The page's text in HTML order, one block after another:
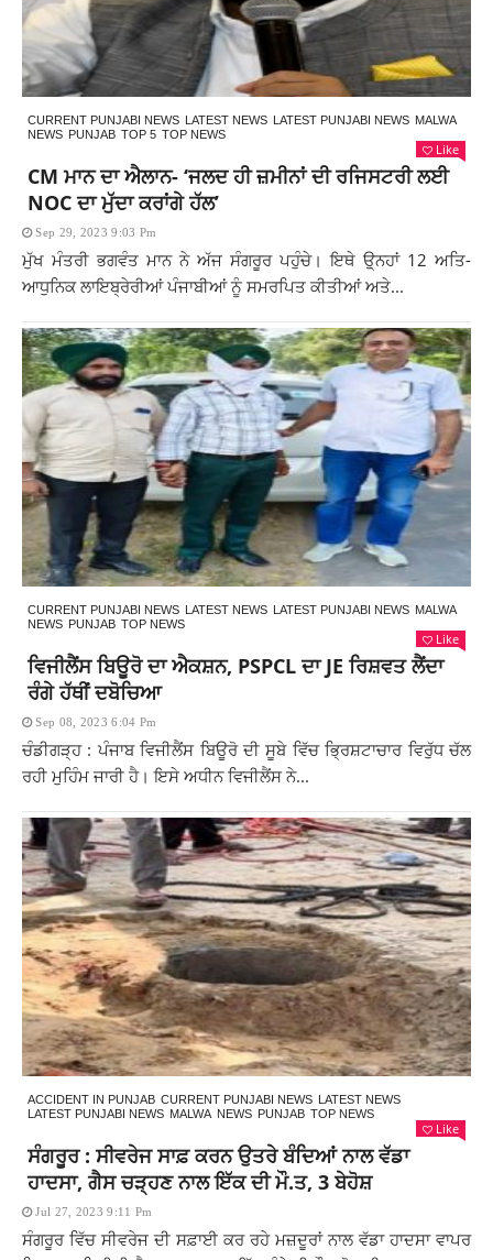
CURRENT PUNJABI NEWS LATEST NEWS LATEST PUNJABI NEWS MALWA
NEWS PUNJAB TOP 5 TOP NEWS
Like
CM ਮਾਨ ਦਾ ਐਲਾਨ- ‘ਜਲਦ ਹੀ ਜ਼ਮੀਨਾਂ ਦੀ ਰਜਿਸਟਰੀ ਲਈ
NOC ਦਾ ਮੁੱਦਾ ਕਰਾਂਗੇ ਹੱਲ’
Sep 29, 2023 9:03 Pm
ਮੁੱਖ ਮੰਤਰੀ ਭਗਵੰਤ ਮਾਨ ਨੇ ਅੱਜ ਸੰਗਰੂਰ ਪਹੁੰਚੇ। ਇਥੇ ਉ੍ਨਹਾਂ 12 ਅਤਿ-
ਆਧੁਨਿਕ ਲਾਇਬ੍ਰੇਰੀਆਂ ਪੰਜਾਬੀਆਂ ਨੂੰ ਸਮਰਪਿਤ ਕੀਤੀਆਂ ਅਤੇ...
CURRENT PUNJABI NEWS LATEST NEWS LATEST PUNJABI NEWS MALWA
NEWS PUNJAB TOP NEWS
Like
ਵਿਜੀਲੈਂਸ ਬਿਊਰੋ ਦਾ ਐਕਸ਼ਨ, PSPCL ਦਾ JE ਰਿਸ਼ਵਤ ਲੈਂਦਾ
ਰੰਗੇ ਹੱਥੀਂ ਦਬੋਚਿਆ
Sep 08, 2023 6:04 Pm
ਚੰਡੀਗੜ੍ਹ : ਪੰਜਾਬ ਵਿਜੀਲੈਂਸ ਬਿਊਰੋ ਦੀ ਸੂਬੇ ਵਿੱਚ ਭ੍ਰਿਸ਼ਟਾਚਾਰ ਵਿਰੁੱਧ ਚੱਲ
ਰਹੀ ਮੁਹਿੰਮ ਜਾਰੀ ਹੈ। ਇਸੇ ਅਧੀਨ ਵਿਜੀਲੈਂਸ ਨੇ...
ACCIDENT IN PUNJAB CURRENT PUNJABI NEWS LATEST NEWS
LATEST PUNJABI NEWS MALWA NEWS PUNJAB TOP NEWS
Like
ਸੰਗਰੂਰ : ਸੀਵਰੇਜ ਸਾਫ਼ ਕਰਨ ਉਤਰੇ ਬੰਦਿਆਂ ਨਾਲ ਵੱਡਾ
ਹਾਦਸਾ, ਗੈਸ ਚੜ੍ਹਣ ਨਾਲ ਇੱਕ ਦੀ ਮੌ.ਤ, 3 ਬੇਹੋਸ਼
Jul 27, 2023 9:11 Pm
ਸੰਗਰੂਰ ਵਿੱਚ ਸੀਵਰੇਜ ਦੀ ਸਫ਼ਾਈ ਕਰ ਰਹੇ ਮਜ਼ਦੂਰਾਂ ਨਾਲ ਵੱਡਾ ਹਾਦਸਾ ਵਾਪਰ